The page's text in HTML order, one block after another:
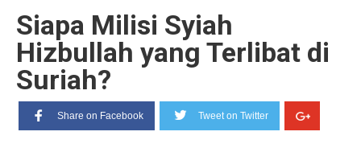
Siapa Milisi Syiah
Hizbullah yang Terlibat di
Suriah?
Share on Facebook Tweet on Twitter